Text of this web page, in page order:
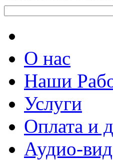
О нас
Наши
Услуги
Оплата и
Аудио-